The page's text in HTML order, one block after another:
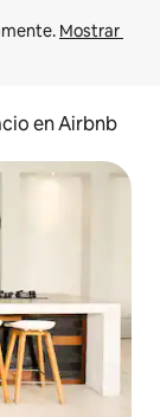
Mostrar
en Airbnb